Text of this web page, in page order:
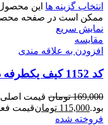
انتخاب گزینه ها این
ممکن است در صفحه
نمایش سریع
مقايسه
افزودن به علاقه مندی
کد 1152 کیف یکطرفه دخترانه هرمس
169,000 تومان
بود.115,000 تومانقیمت فعلی:
فروخته شده